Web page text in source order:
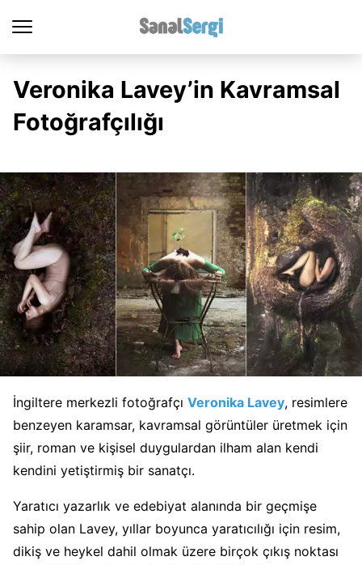
Veronika Lavey’in Kavramsal
Fotoğrafçılığı
İngiltere merkezli fotoğrafçı Veronika Lavey, resimlere
benzeyen karamsar, kavramsal görüntüler üretmek için
şiir, roman ve kişisel duygulardan ilham alan kendi
kendini yetiştirmiş bir sanatçı.
Yaratıcı yazarlık ve edebiyat alanında bir geçmişe
sahip olan Lavey, yıllar boyunca yaratıcılığı için resim,
dikiş ve heykel dahil olmak üzere birçok çıkış noktası